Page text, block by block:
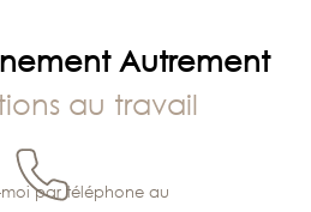
Autrement
au travail
par téléphone au